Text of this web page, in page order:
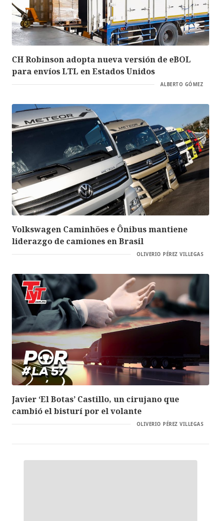
CH Robinson adopta nueva versión de eBOL
para envíos LTL en Estados Unidos
ALBERTO GÓMEZ
Volkswagen Caminhões e Ônibus mantiene
liderazgo de camiones en Brasil
OLIVERIO PÉREZ VILLEGAS
Javier ‘El Botas’ Castillo, un cirujano que
cambió el bisturí por el volante
OLIVERIO PÉREZ VILLEGAS